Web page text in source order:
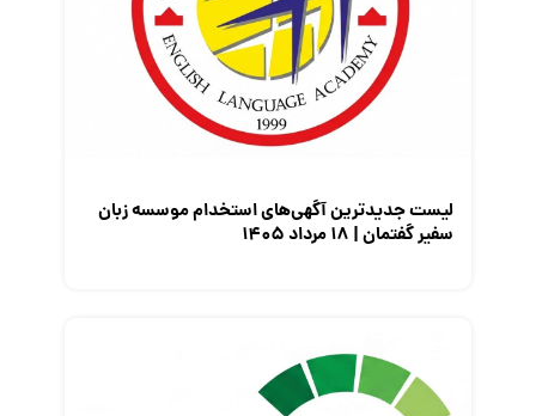
معرفی شرکت ها
معرفی متخصصان منابع انسانی
لیست جدیدترین آگهی‌های استخدام موسسه زبان
سفیر گفتمان | ۱۸ مرداد ۱۴۰۵